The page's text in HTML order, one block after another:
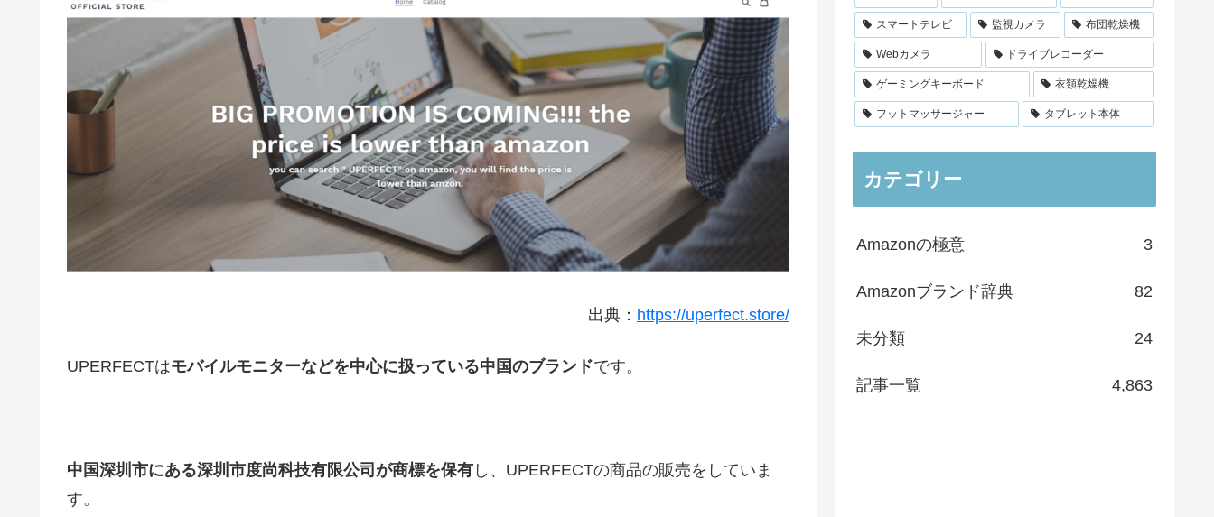
出典： https://uperfect.store/
UPERFECTはモバイルモニターなどを中心に扱っている中国のブランドです。
中国深圳市にある深圳市度尚科技有限公司が商標を保有 し、 UPERFECTの商品の販売をしていま
す。
スマートテレビ 監視カメラ 布団乾燥機
Webカメラ ドライブレコーダー
ゲーミングキーボード 衣類乾燥機
フットマッサージャー タブレット本体
カテゴリー
Amazonの極意 3
Amazonブランド辞典 82
未分類 24
記事一覧 4,863